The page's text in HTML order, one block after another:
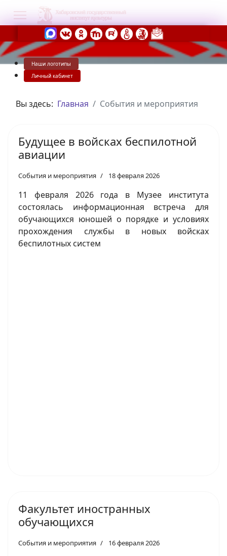
Наши логотипы
Личный кабинет
Вы здесь: Главная События и мероприятия
Будущее в войсках беспилотной
авиации
События и мероприятия 18 февраля 2026
11 февраля 2026 года в Музее института
состоялась информационная встреча для
обучающихся юношей о порядке и условиях
прохождения службы в новых войсках
беспилотных систем
Факультет иностранных
обучающихся
События и мероприятия 16 февраля 2026